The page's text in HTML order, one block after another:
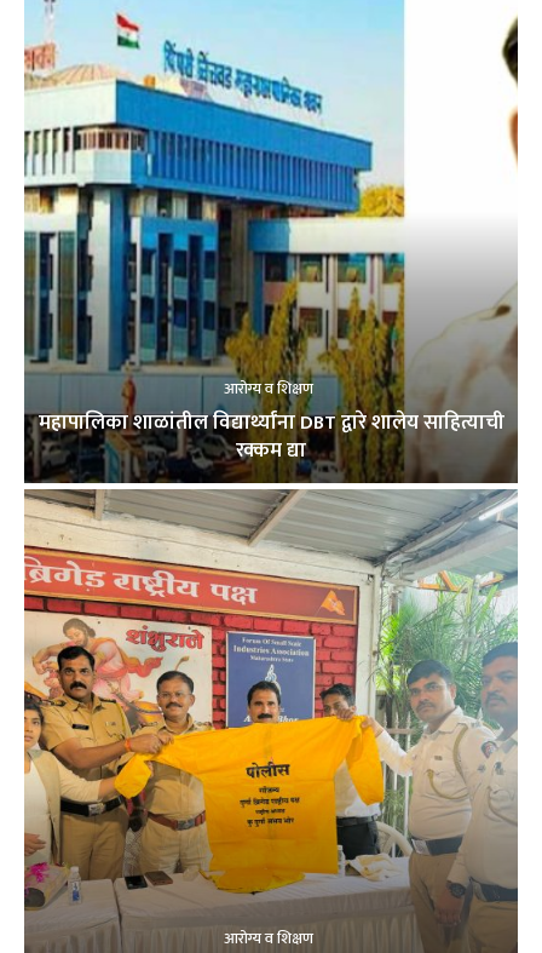
आरोग्य व शिक्षण
महापालिका शाळांतील विद्यार्थ्यांना DBT द्वारे शालेय साहित्याची
रक्कम द्या
आरोग्य व शिक्षण